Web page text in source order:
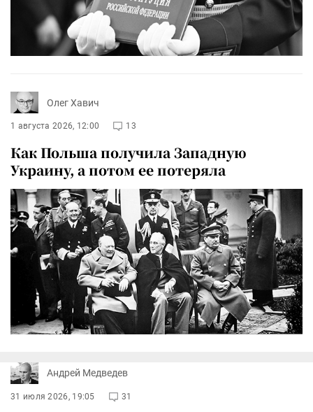
Олег Хавич
1 августа 2026, 12:00 13
Как Польша получила Западную
Украину, а потом ее потеряла
Андрей Медведев
31 июля 2026, 19:05 31